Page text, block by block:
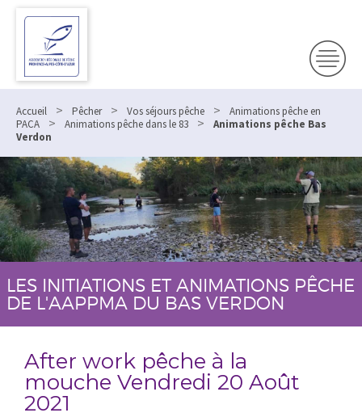
Accueil > Pêcher > Vos séjours pêche >
Animations pêche en
PACA
> Animations pêche dans le 83 >
Animations pêche Bas
Verdon
LES INITIATIONS ET ANIMATIONS PÊCHE
DE L'AAPPMA DU BAS VERDON
After work pêche à la
mouche Vendredi 20 Août
2021